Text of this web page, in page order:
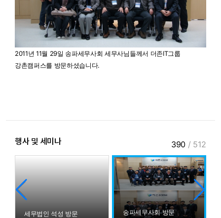
2011년 11월 29일 송파세무사회 세무사님들께서 더존IT그룹
강촌캠퍼스를 방문하셨습니다.
행사 및 세미나
세무법인 석성 방문 송파세무사회 방문
390/ 512